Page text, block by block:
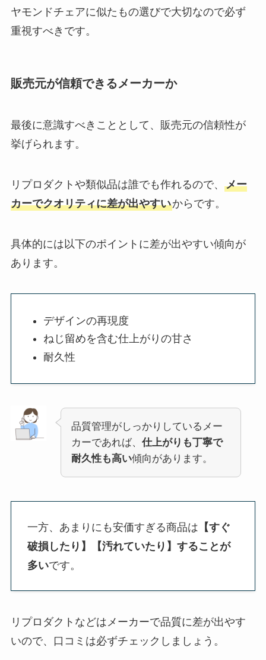
ヤモンドチェアに似たもの選びで大切なので必ず
重視すべきです。
販売元が信頼できるメーカーか
最後に意識すべきこととして、販売元の信頼性が
挙げられます。
リプロダクトや類似品は誰でも作れるので、 メー
カーでクオリティに差が出やすいからです。
具体的には以下のポイントに差が出やすい傾向が
あります。
デザインの再現度
ねじ留めを含む仕上がりの甘さ
耐久性
品質管理がしっかりしているメー
カーであれば、 仕上がりも丁寧で
耐久性も高い傾向があります。
一方、あまりにも安価すぎる商品は 【すぐ
破損したり】【汚れていたり】することが
多いです。
リプロダクトなどはメーカーで品質に差が出やす
いので、口コミは必ずチェックしましょう。